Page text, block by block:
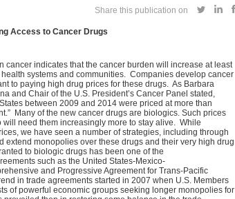
Share this publication on
Access to Cancer Drugs
cancer indicates that the cancer burden will increase at least
systems and communities. Companies develop cancer
to paying high drug prices for these drugs. As Barbara
and Chair of the U.S. President’s Cancer Panel stated,
between 2009 and 2014 were priced at more than
Many of the new cancer drugs are biologics. Such prices
need them increasingly more to stay alive. While
we have seen a number of strategies, including through
extend monopolies over these drugs and their very high drug
to biologic drugs has been one of the
such as the United States-Mexico-
and Progressive Agreement for Trans-Pacific
in trade agreements started in 2007 when U.S. Members
of powerful economic groups seeking longer monopolies for